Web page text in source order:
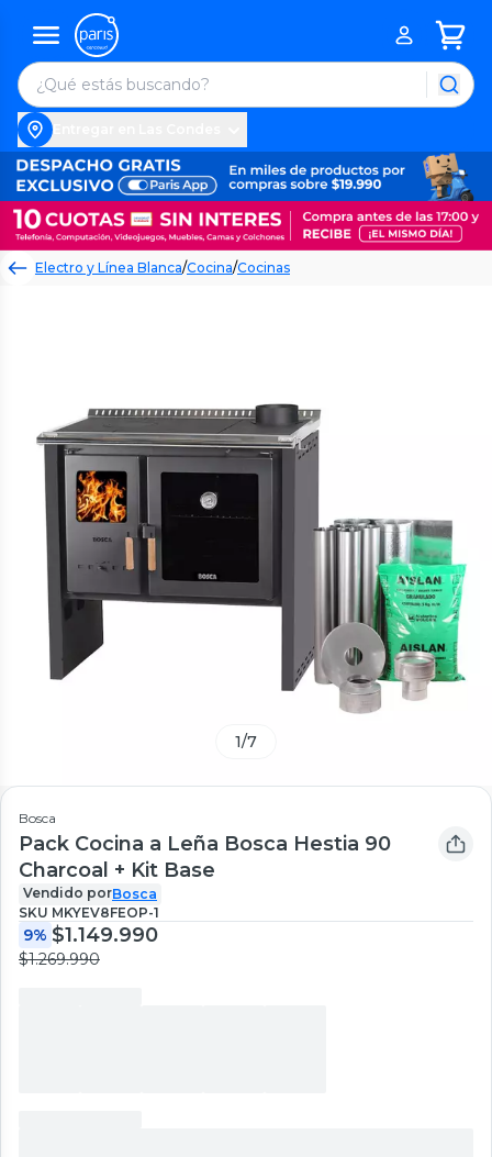
Electro y Línea Blanca/Cocina/Cocinas
1/7
Bosca
Pack Cocina a Leña Bosca Hestia 90
Charcoal + Kit Base
Vendido porBosca
SKU MKYEV8FEOP-1
9% $1.149.990
$1.269.990